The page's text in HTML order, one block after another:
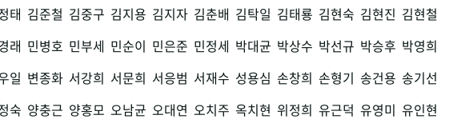
태 김준철 김중구 김지용 김지자 김춘배 김탁일 김태룡 김현숙 김현진 김현철
래 민병호 민부세 민순이 민은준 민정세 박대균 박상수 박선규 박승후 박영희
일 변종화 서강희 서문희 서응범 서재수 성용심 손창희 손형기 송건용 송기선
숙 양충근 양홍모 오남균 오대연 오치주 옥치현 위정희 유근덕 유영미 유인현